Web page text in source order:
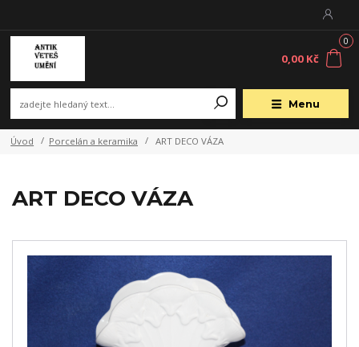
Menu
0
0,00 Kč
Úvod Porcelán a keramika ART DECO VÁZA
ART DECO VÁZA